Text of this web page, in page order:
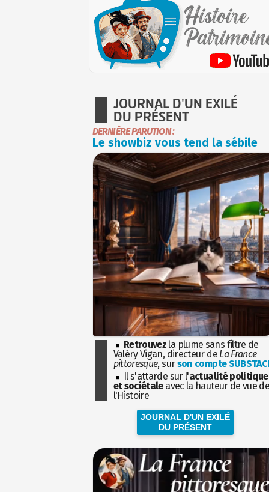
JOURNAL D'UN EXILÉ
DU PRÉSENT
DERNIÈRE PARUTION :
Le showbiz vous tend la sébile
Retrouvez la plume sans filtre de
Valéry Vigan, directeur de La France
pittoresque, surson compte
Il s'attarde sur l'actualité politique
et sociétaleavec la hauteur de vue
l'Histoire
JOURNAL D'UN EXILÉ
DU PRÉSENT